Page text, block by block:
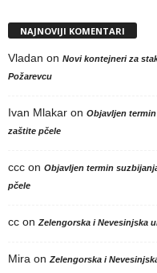
NAJNOVIJI KOMENTARI
Vladan on Novi kontejneri za
Požarevcu
Ivan Mlakar on Objavljen
zaštite pčele
ccc on Objavljen termin
pčele
cc on Zelengorska i Nevesinjska
Mira on Zelengorska i